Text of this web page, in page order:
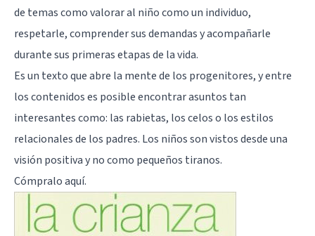
de temas como valorar al niño como un individuo,
respetarle, comprender sus demandas y acompañarle
durante sus primeras etapas de la vida.
Es un texto que abre la mente de los progenitores, y entre
los contenidos es posible encontrar asuntos tan
interesantes como: las rabietas, los celos o los estilos
relacionales de los padres. Los niños son vistos desde una
visión positiva y no como pequeños tiranos.
Cómpraloaquí.